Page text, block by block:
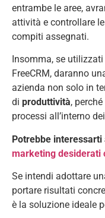
entrambe le aree,
attività e controllare
compiti assegnati.
Insomma, se
FreeCRM, daranno
azienda non solo in
di produttività,
processi all’interno
Potrebbe interessarti
marketing desiderati
Se intendi adottare
portare risultati
è la soluzione ideale